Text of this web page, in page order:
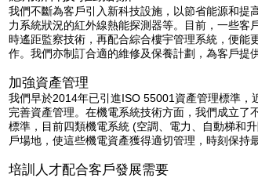
我們不斷為客戶引入新科技設施，以節省能源和提
力系統狀況的紅外線熱能探測器等。目前，一些客
時遙距監察技術，再配合綜合樓宇管理系統，便能
作。我們亦制訂合適的維修及保養計劃，為客戶提
加強資產管理
我們早於2014年已引進ISO 55001資產管理標準，
完善資產管理。在機電系統技術方面，我們成立了
標準，目前四類機電系統 (空調、電力、自動梯和
戶場地，使這些機電資產獲得適切管理，時刻保持
培訓人才配合客戶發展需要